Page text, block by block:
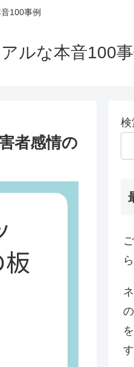
100事例
ルな本音100事
者感情の
検
す